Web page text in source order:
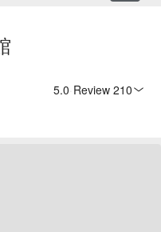
5.0 Review 210